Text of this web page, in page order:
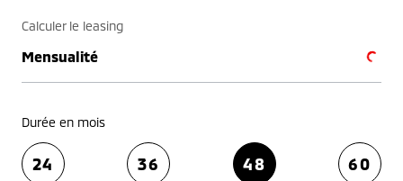
Calculer le leasing
Mensualité
Durée en mois
24 36 48 60